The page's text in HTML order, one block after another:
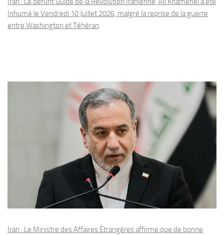
Inhumé le Vendredi 10 Juillet 2026, malgré la reprise de la guerre
entre Washington et Téhéran
Iran : Le Ministre des Affaires Étrangères affirme que de bonne